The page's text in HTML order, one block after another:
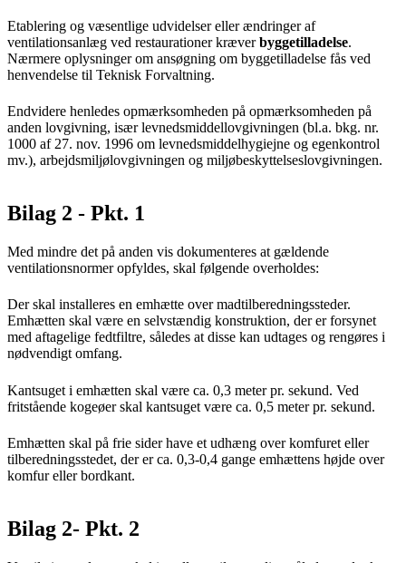
Etablering og væsentlige udvidelser eller ændringer af
ventilationsanlæg ved restaurationer kræverbyggetilladelse.
Nærmere oplysninger om ansøgning om byggetilladelse fås ved
henvendelse til Teknisk Forvaltning.
Endvidere henledes opmærksomheden på opmærksomheden på
anden lovgivning, især levnedsmiddellovgivningen (bl.a. bkg. nr.
1000 af 27. nov. 1996 om levnedsmiddelhygiejne og egenkontrol
mv.), arbejdsmiljølovgivningen og miljøbeskyttelseslovgivningen.
Bilag 2 - Pkt. 1
Med mindre det på anden vis dokumenteres at gældende
ventilationsnormer opfyldes, skal følgende overholdes:
Der skal installeres en emhætte over madtilberedningssteder.
Emhætten skal være en selvstændig konstruktion, der er forsynet
med aftagelige fedtfiltre, således at disse kan udtages og rengøres i
nødvendigt omfang.
Kantsuget i emhætten skal være ca. 0,3 meter pr. sekund. Ved
fritstående kogeøer skal kantsuget være ca. 0,5 meter pr. sekund.
Emhætten skal på frie sider have et udhæng over komfuret eller
tilberedningsstedet, der er ca. 0,3-0,4 gange emhættens højde over
komfur eller bordkant.
Bilag 2- Pkt. 2